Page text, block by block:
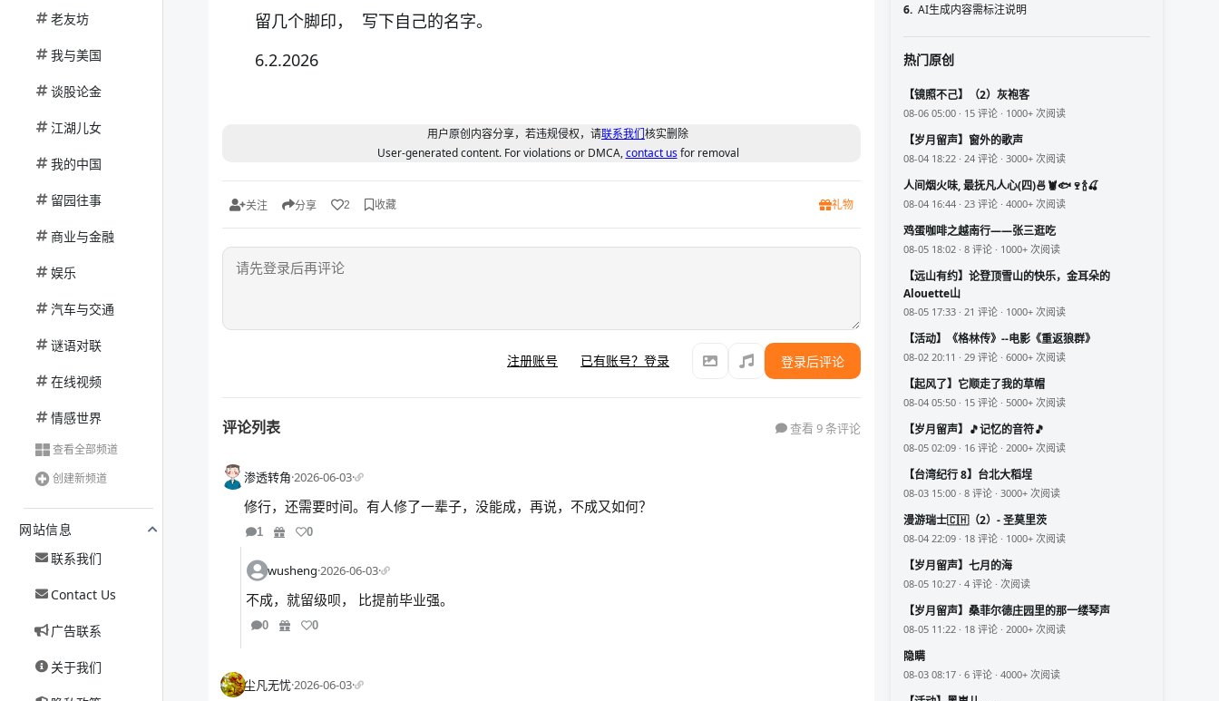
老友坊
我与美国
谈股论金
江湖儿女
我的中国
留园往事
商业与金融
娱乐
汽车与交通
谜语对联
在线视频
情感世界
查看全部频道
创建新频道
网站信息
联系我们
Contact Us
广告联系
关于我们
留几个脚印， 写下自己的名字。
6.2.2026
用户原创内容分享，若违规侵权，请联系我们核实删除
User-generated content. For violations or DMCA,contact usfor removal
关注 分享 2 收藏 礼物
注册账号 已有账号？登录 登录后评论
评论列表 查看 9 条评论
渗透转角·2026-06-03·
修行，还需要时间。有人修了一辈子，没能成，再说，不成又如何？
1 0
wusheng·2026-06-03·
不成，就留级呗， 比提前毕业强。
0 0
尘凡无忧·2026-06-03·
6. AI生成内容需标注说明
热门原创
【镜照不己】（2）灰袍客
08-06 05:00 · 15 评论 · 1000+ 次阅读
【岁月留声】窗外的歌声
08-04 18:22 · 24 评论 · 3000+ 次阅读
人间烟火味, 最抚凡人心(四)🍜🦞🐟🍷🍾🍒
08-04 16:44 · 23 评论 · 4000+ 次阅读
鸡蛋咖啡之越南行——张三逛吃
08-05 18:02 · 8 评论 · 1000+ 次阅读
【远山有约】论登顶雪山的快乐，金耳朵的
Alouette山
08-05 17:33 · 21 评论 · 1000+ 次阅读
【活动】《格林传》--电影《重返狼群》
08-02 20:11 · 29 评论 · 6000+ 次阅读
【起风了】它顺走了我的草帽
08-04 05:50 · 15 评论 · 5000+ 次阅读
【岁月留声】🎵记忆的音符🎵
08-05 02:09 · 16 评论 · 2000+ 次阅读
【台湾纪行 8】台北大稻埕
08-03 15:00 · 8 评论 · 3000+ 次阅读
漫游瑞士🇨🇭（2）- 圣莫里茨
08-04 22:09 · 18 评论 · 1000+ 次阅读
【岁月留声】七月的海
08-05 10:27 · 4 评论 · 次阅读
【岁月留声】桑菲尔德庄园里的那一缕琴声
08-05 11:22 · 18 评论 · 2000+ 次阅读
隐瞒
08-03 08:17 · 6 评论 · 4000+ 次阅读